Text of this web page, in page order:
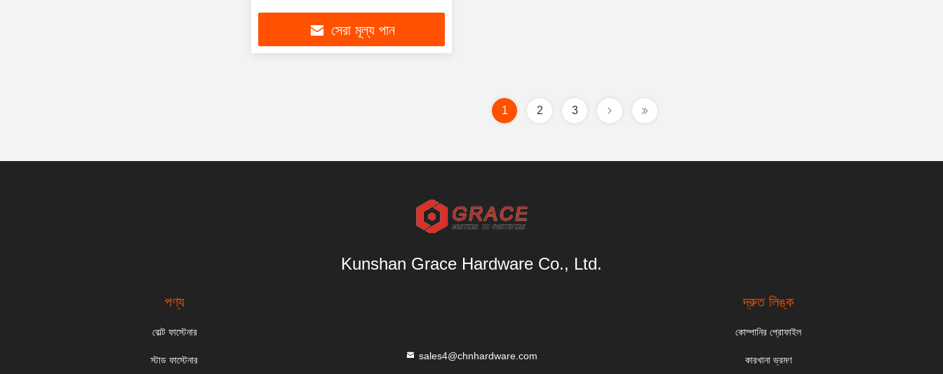
সেরা মূল্য পান
1 2 3
Kunshan Grace Hardware Co., Ltd.
পণ্য
বোল্ট ফাস্টেনার
স্টাড ফাস্টেনার sales4@chnhardware.com
দ্রুত লিঙ্ক
কোম্পানির প্রোফাইল
কারখানা ভ্রমণ